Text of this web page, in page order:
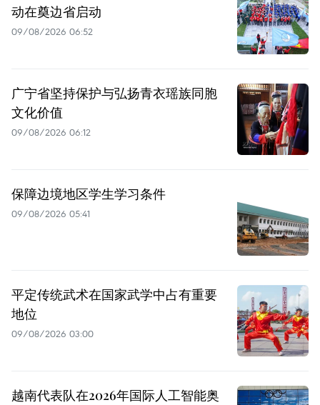
动在奠边省启动
09/08/2026 06:52
广宁省坚持保护与弘扬青衣瑶族同胞
文化价值
09/08/2026 06:12
保障边境地区学生学习条件
09/08/2026 05:41
平定传统武术在国家武学中占有重要
地位
09/08/2026 03:00
越南代表队在2026年国际人工智能奥